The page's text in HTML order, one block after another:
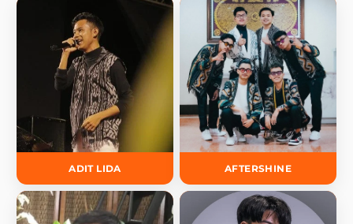
ADIT LIDA AFTERSHINE